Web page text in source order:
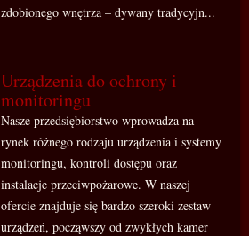
zdobionego wnętrza – dywany tradycyjn...
Urządzenia do ochrony i
monitoringu
Nasze przedsiębiorstwo wprowadza na
rynek różnego rodzaju urządzenia i systemy
monitoringu, kontroli dostępu oraz
instalacje przeciwpożarowe. W naszej
ofercie znajduje się bardzo szeroki zestaw
urządzeń, począwszy od zwykłych kamer